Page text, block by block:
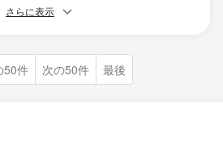
さらに表示
50件 次の50件 最後